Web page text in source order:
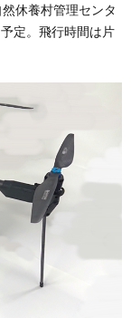
休養村管理センタ
定。飛行時間は片